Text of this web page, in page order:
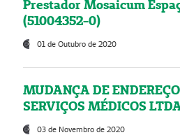
Prestador Mosaicum
(51004352-0)
01 de Outubro de 2020
MUDANÇA DE
SERVIÇOS MÉDICOS
03 de Novembro de 2020